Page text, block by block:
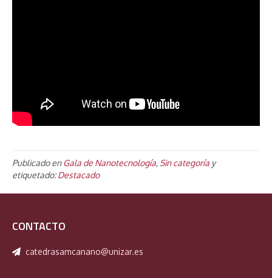
Publicado enGala de Nanotecnología, Sin categoría y
etiquetado:Destacado
CONTACTO
catedrasamcanano@unizar.es